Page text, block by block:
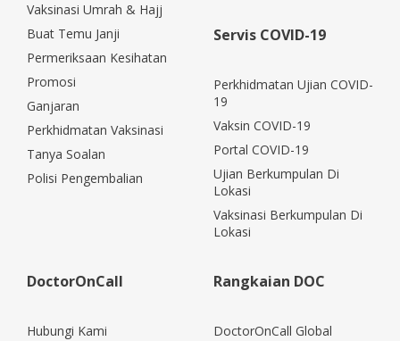
Vaksinasi Umrah & Hajj
Buat Temu Janji
Permeriksaan Kesihatan
Promosi
Ganjaran
Perkhidmatan Vaksinasi
Tanya Soalan
Polisi Pengembalian
Servis COVID-19
Perkhidmatan Ujian COVID-
19
Vaksin COVID-19
Portal COVID-19
Ujian Berkumpulan Di
Lokasi
Vaksinasi Berkumpulan Di
Lokasi
DoctorOnCall
Hubungi Kami
Rangkaian DOC
DoctorOnCall Global